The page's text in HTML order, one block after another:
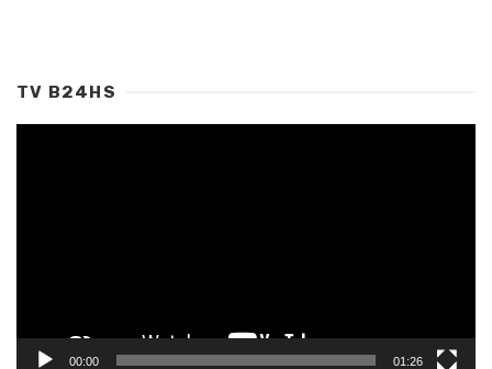
TV B24HS
00:00 01:26